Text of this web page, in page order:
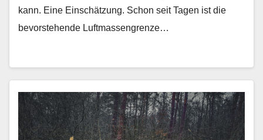
kann. Eine Einschätzung. Schon seit Tagen ist die
bevorstehende Luftmassengrenze…